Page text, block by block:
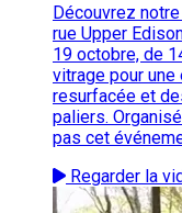
Découvrez
rue Upper
19 octobre, de
vitrage pour
resurfacée et
paliers.
pas cet
Regarder la